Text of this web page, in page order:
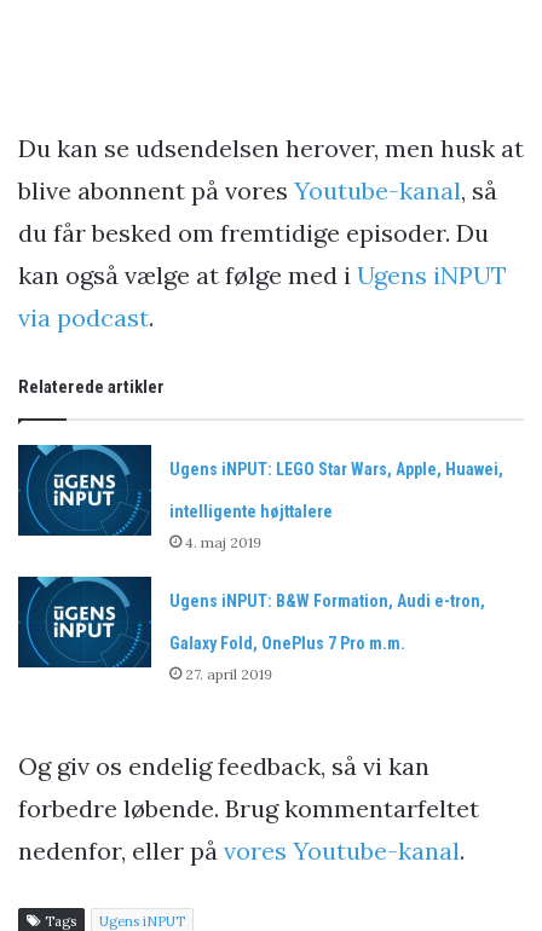
Du kan se udsendelsen herover, men husk at
blive abonnent på vores Youtube-kanal, så
du får besked om fremtidige episoder. Du
kan også vælge at følge med i Ugens iNPUT
via podcast.
Relaterede artikler
Ugens iNPUT: LEGO Star Wars, Apple, Huawei,
intelligente højttalere
4. maj 2019
Ugens iNPUT: B&W Formation, Audi e-tron,
Galaxy Fold, OnePlus 7 Pro m.m.
27. april 2019
Og giv os endelig feedback, så vi kan
forbedre løbende. Brug kommentarfeltet
nedenfor, eller på vores Youtube-kanal.
Tags Ugens iNPUT